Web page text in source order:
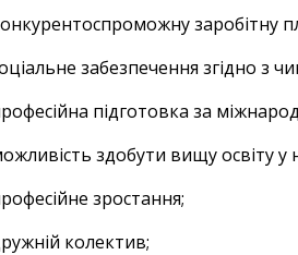
заробітну
забезпечення згідно з
підготовка за
здобути вищу освіту у
зростання;
колектив;